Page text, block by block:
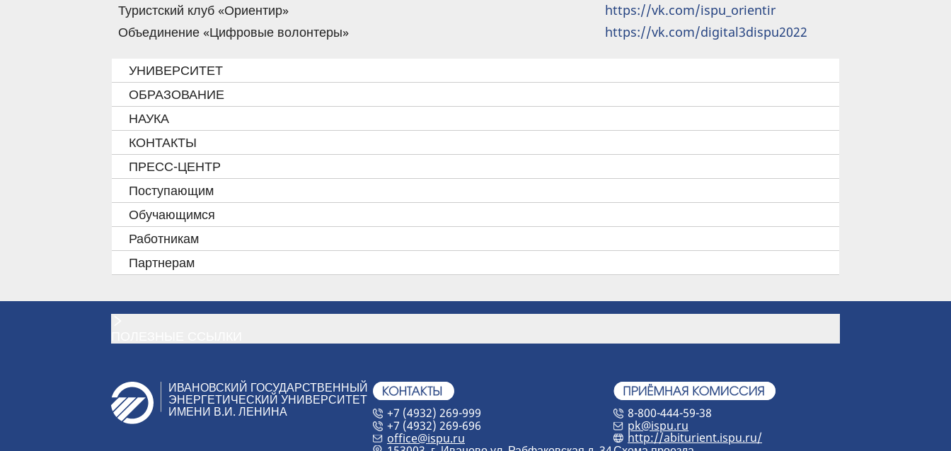
Туристский клуб «Ориентир»
https://vk.com/ispu_orientir
Объединение «Цифровые волонтеры»
https://vk.com/digital3dispu2022
УНИВЕРСИТЕТ
ОБРАЗОВАНИЕ
НАУКА
КОНТАКТЫ
ПРЕСС-ЦЕНТР
Поступающим
Обучающимся
Работникам
Партнерам
ИВАНОВСКИЙ ГОСУДАРСТВЕННЫЙ
ЭНЕРГЕТИЧЕСКИЙ УНИВЕРСИТЕТ
ИМЕНИ В.И. ЛЕНИНА
+7 (4932) 269-999
+7 (4932) 269-696
office@ispu.ru
8-800-444-59-38
pk@ispu.ru
http://abiturient.ispu.ru/